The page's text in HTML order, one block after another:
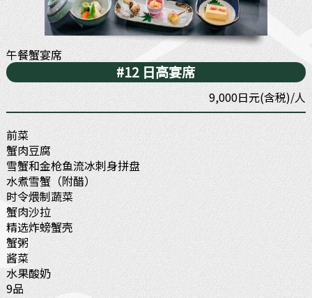
午餐蟹宴席
#12 日高宴席
9,000日元(含税)/人
前菜
蟹肉豆腐
雪蟹和金枪鱼流冰刺身拼盘
水煮雪蟹（附醋）
时令煨制蔬菜
蟹肉沙拉
精选炸螃蟹壳
蟹粥
酱菜
水果酸奶
9品